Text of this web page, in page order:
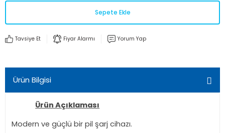
Sepete Ekle
Tavsiye Et Fiyar Alarmı Yorum Yap
Ürün Bilgisi
Ürün Açıklaması
Modern ve güçlü bir pil şarj cihazı.